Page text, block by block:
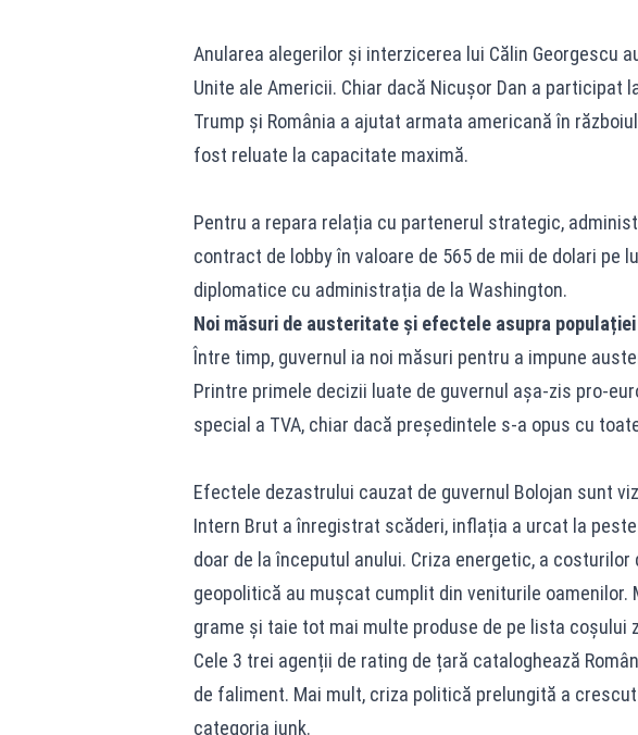
Anularea alegerilor și interzicerea lui Călin Georgescu
Unite ale Americii. Chiar dacă Nicușor Dan a participat
Trump și România a ajutat armata americană în
fost reluate la capacitate maximă.
Pentru a repara relația cu partenerul strategic,
contract de lobby în valoare de 565 de mii de dolari pe
diplomatice cu administrația de la Washington.
Noi măsuri de austeritate și efectele asupra populației
Între timp, guvernul ia noi măsuri pentru a impune
Printre primele decizii luate de guvernul așa-zis pro-
special a TVA, chiar dacă președintele s-a opus cu
Efectele dezastrului cauzat de guvernul Bolojan sunt
Intern Brut a înregistrat scăderi, inflația a urcat la
doar de la începutul anului. Criza energetic, a
geopolitică au mușcat cumplit din veniturile oamenilor.
grame și taie tot mai multe produse de pe lista coșului
Cele 3 trei agenții de rating de țară cataloghează
de faliment. Mai mult, criza politică prelungită a
categoria junk.